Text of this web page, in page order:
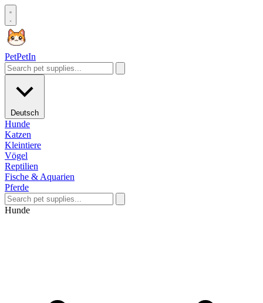
PetPetIn
Deutsch
Hunde
Katzen
Kleintiere
Vögel
Reptilien
Fische & Aquarien
Pferde
Hunde